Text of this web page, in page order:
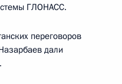
ГЛОНАСС.
переговоров
дали